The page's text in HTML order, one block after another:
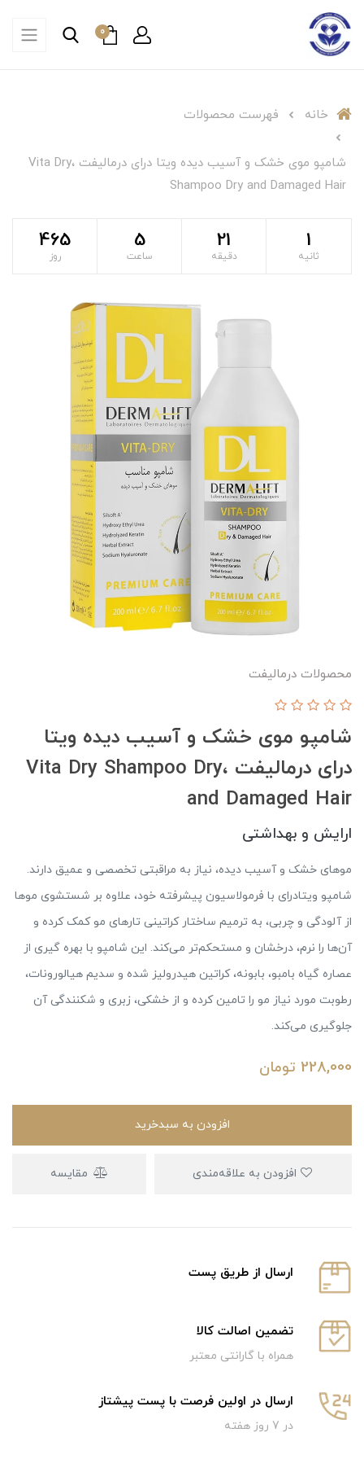
0
خانه فهرست محصولات
شامپو موی خشک و آسیب دیده ویتا درای درمالیفت ،Vita Dry
Shampoo Dry and Damaged Hair
465
روز
5
ساعت
21
دقیقه
0
ثانیه
محصولات درمالیفت
شامپو موی خشک و آسیب دیده ویتا
درای درمالیفت ،Vita Dry Shampoo Dry
and Damaged Hair
ارایش و بهداشتی
موهای خشک و آسیب ‌دیده، نیاز به مراقبتی تخصصی و عمیق دارند.
شامپو ویتادرای با فرمولاسیون پیشرفته خود، علاوه بر شستشوی موها
از آلودگی و چربی، به ترمیم ساختار کراتینی تارهای مو کمک کرده و
آن‌ها را نرم، درخشان و مستحکم‌تر می‌کند. این شامپو با بهره‌ گیری از
عصاره گیاه بامبو، بابونه، کراتین هیدرولیز شده و سدیم هیالورونات،
رطوبت مورد نیاز مو را تامین کرده و از خشکی، زبری و شکنندگی آن
جلوگیری می‌کند.
228,000 تومان
افزودن به سبدخرید
مقایسه
ارسال از طریق پست
تضمین اصالت کالا
همراه با گارانتی معتبر
ارسال در اولین فرصت با پست پیشتاز
در 7 روز هفته